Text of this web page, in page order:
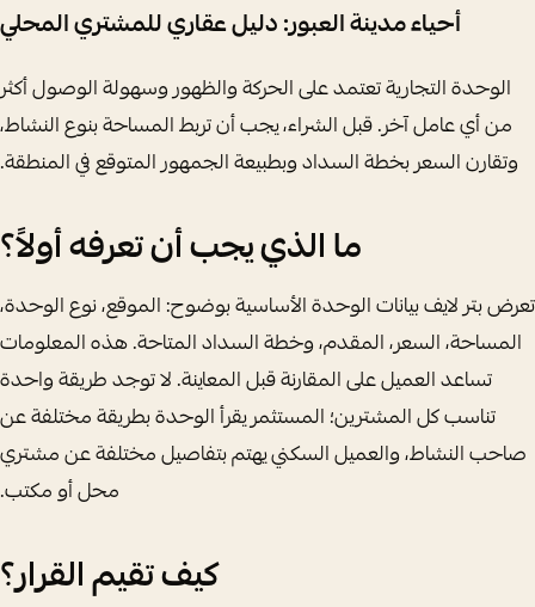
أحياء مدينة العبور: دليل عقاري للمشتري المحلي
الوحدة التجارية تعتمد على الحركة والظهور وسهولة الوصول أكثر
من أي عامل آخر. قبل الشراء، يجب أن تربط المساحة بنوع النشاط،
وتقارن السعر بخطة السداد وبطبيعة الجمهور المتوقع في المنطقة.
ما الذي يجب أن تعرفه أولاً؟
تعرض بتر لايف بيانات الوحدة الأساسية بوضوح: الموقع، نوع الوحدة،
المساحة، السعر، المقدم، وخطة السداد المتاحة. هذه المعلومات
تساعد العميل على المقارنة قبل المعاينة. لا توجد طريقة واحدة
تناسب كل المشترين؛ المستثمر يقرأ الوحدة بطريقة مختلفة عن
صاحب النشاط، والعميل السكني يهتم بتفاصيل مختلفة عن مشتري
محل أو مكتب.
كيف تقيم القرار؟